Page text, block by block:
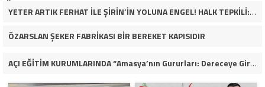
YETER ARTIK FERHAT İLE ŞİRİN’İN YOLUNA ENGEL! HALK TEPKİLİ: “YOLU KAPATMAK ÇÖZÜM DEĞİL, GÖREVİNİ YAP!”
ÖZARSLAN ŞEKER FABRİKASI BİR BEREKET KAPISIDIR
AÇI EĞİTİM KURUMLARINDA “Amasya’nın Gururları: Dereceye Giren Öğrenciler İçin Anlamlı Tören”